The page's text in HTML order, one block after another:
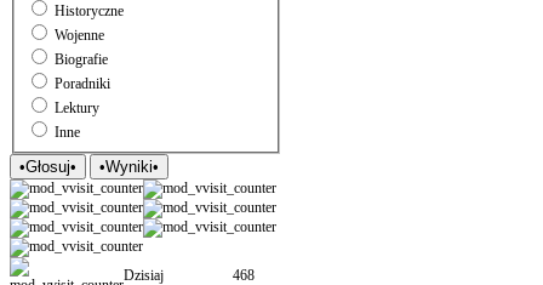
Historyczne
Wojenne
Biografie
Poradniki
Lektury
Inne
Dzisiaj 468